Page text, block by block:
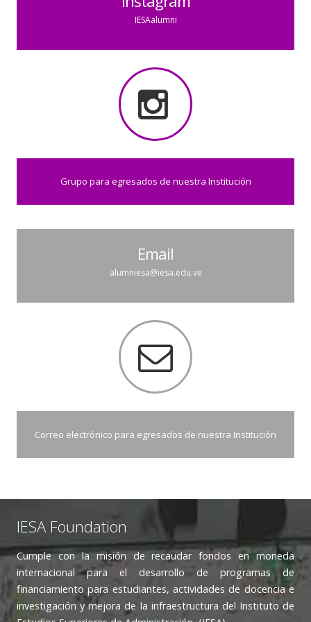
IESAalumni
Grupo para egresados de nuestra Institución
Email
alumniesa@iesa.edu.ve
Correo electrónico para egresados de nuestra Institución
IESA Foundation
Cumple con la misión​ de recaudar fondos en moneda
internacional para el desarrollo de programas de
financiamiento para estudiantes, actividades de docencia e
investigación y mejora de la infraestructura del Instituto de